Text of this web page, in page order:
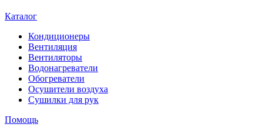
Каталог
Кондиционеры
Вентиляция
Вентиляторы
Водонагреватели
Обогреватели
Осушители воздуха
Сушилки для рук
Помощь